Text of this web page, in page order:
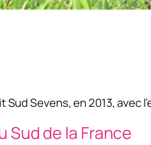
Sevens, en 2013, avec
Sud de la France